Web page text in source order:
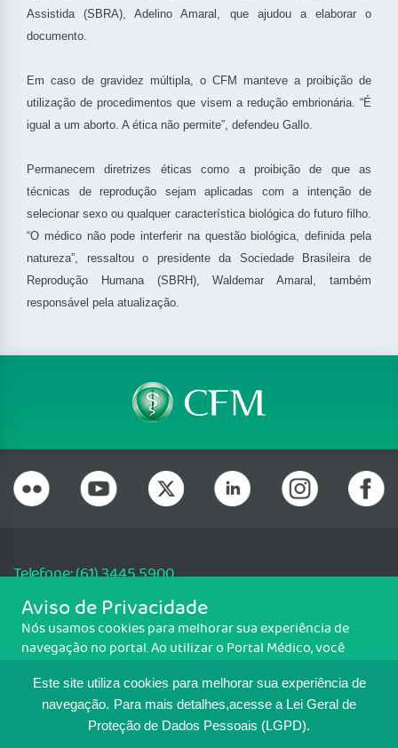
Este site utiliza cookies para melhorar sua experiência de
navegação. Para mais detalhes,acesse a Lei Geral de
Proteção de Dados Pessoais (LGPD).
Assistida (SBRA), Adelino Amaral, que ajudou a elaborar o
documento.
Em caso de gravidez múltipla, o CFM manteve a proibição de
utilização de procedimentos que visem a redução embrionária. “É
igual a um aborto. A ética não permite”, defendeu Gallo.
Permanecem diretrizes éticas como a proibição de que as
técnicas de reprodução sejam aplicadas com a intenção de
selecionar sexo ou qualquer característica biológica do futuro filho.
“O médico não pode interferir na questão biológica, definida pela
natureza”, ressaltou o presidente da Sociedade Brasileira de
Reprodução Humana (SBRH), Waldemar Amaral, também
responsável pela atualização.
Telefone: (61) 3445 5900
Email: cfm@portalmedico.org.br
SGAS 616, Conjunto D, Lote 115, L2 Sul, Brasília/DF - CEP: 70200-760 -
CNPJ: 33.583.550/0001-30
MAPA DO SITE
Aviso de Privacidade
Nós usamos cookies para melhorar sua experiência de
navegação no portal. Ao utilizar o Portal Médico, você
Para ter mais informações sobre como isso é feito, acesse
Política de cookies. Se você concorda, clique em ACEITO.